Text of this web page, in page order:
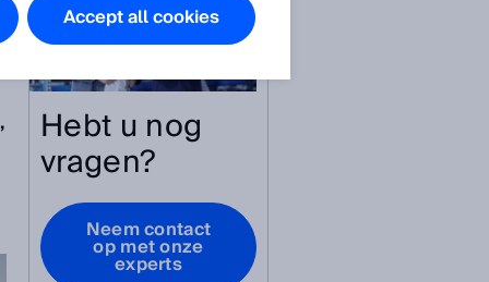
Hebt u nog
vragen?
Neem contact
op met onze
experts
Accept all cookies